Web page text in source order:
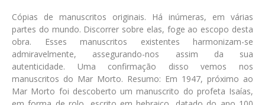
Cópias de manuscritos originais. Há inúmeras, em várias
partes do mundo. Discorrer sobre elas, foge ao escopo desta
obra. Esses manuscritos existentes harmonizam-se
admiravelmente, assegurando-nos assim da sua
autenticidade. Uma confirmação disso vemos nos
manuscritos do Mar Morto. Resumo: Em 1947, próximo ao
Mar Morto foi descoberto um manuscrito do profeta Isaías,